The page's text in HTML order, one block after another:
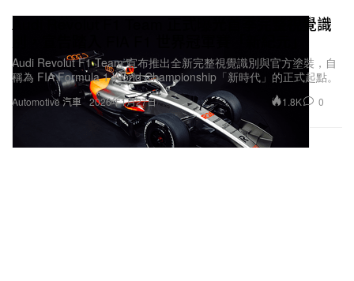
Automotive 汽車
Audi Revolut F1 Team 正式曝光首季完整視覺識
Audi Revolut F1 Team 宣布推出全新完整視覺識別與官方塗裝，自
稱為 FIA Formula 1 World Championship「新時代」的正式起點。
2026年1月27日 1.8K 0